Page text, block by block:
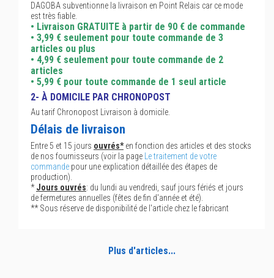
DAGOBA subventionne la livraison en Point Relais car ce mode
est très fiable.
• Livraison GRATUITE à partir de 90 € de commande
• 3,99 € seulement pour toute commande de 3
articles ou plus
• 4,99 € seulement pour toute commande de 2
articles
• 5,99 € pour toute commande de 1 seul article
2- À DOMICILE PAR CHRONOPOST
Au tarif Chronopost Livraison à domicile.
Délais de livraison
Entre 5 et 15 jours ouvrés*en fonction des articles et des stocks
de nos fournisseurs (voir la page
Le traitement de votre
commande pour une explication détaillée des étapes de
production).
*Jours ouvrés: du lundi au vendredi, sauf jours fériés et jours
de fermetures annuelles (fêtes de fin d'année et été).
** Sous réserve de disponibilité de l'article chez le fabricant
Plus d'articles...